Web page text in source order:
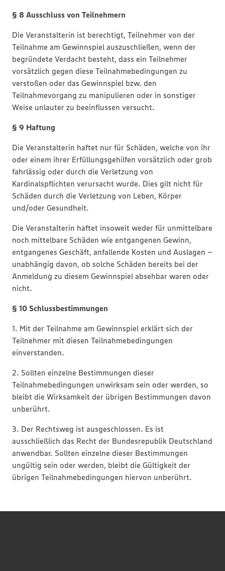
§ 8 Ausschluss von Teilnehmern
Die Veranstalterin ist berechtigt, Teilnehmer von der
Teilnahme am Gewinnspiel auszuschließen, wenn der
begründete Verdacht besteht, dass ein Teilnehmer
vorsätzlich gegen diese Teilnahmebedingungen zu
verstoßen oder das Gewinnspiel bzw. den
Teilnahmevorgang zu manipulieren oder in sonstiger
Weise unlauter zu beeinflussen versucht.
§ 9 Haftung
Die Veranstalterin haftet nur für Schäden, welche von ihr
oder einem ihrer Erfüllungsgehilfen vorsätzlich oder grob
fahrlässig oder durch die Verletzung von
Kardinalspflichten verursacht wurde. Dies gilt nicht für
Schäden durch die Verletzung von Leben, Körper
und/oder Gesundheit.
Die Veranstalterin haftet insoweit weder für unmittelbare
noch mittelbare Schäden wie entgangenen Gewinn,
entgangenes Geschäft, anfallende Kosten und Auslagen –
unabhängig davon, ob solche Schäden bereits bei der
Anmeldung zu diesem Gewinnspiel absehbar waren oder
nicht.
§ 10 Schlussbestimmungen
1. Mit der Teilnahme am Gewinnspiel erklärt sich der
Teilnehmer mit diesen Teilnahmebedingungen
einverstanden.
2. Sollten einzelne Bestimmungen dieser
Teilnahmebedingungen unwirksam sein oder werden, so
bleibt die Wirksamkeit der übrigen Bestimmungen davon
unberührt.
3. Der Rechtsweg ist ausgeschlossen. Es ist
ausschließlich das Recht der Bundesrepublik Deutschland
anwendbar. Sollten einzelne dieser Bestimmungen
ungültig sein oder werden, bleibt die Gültigkeit der
übrigen Teilnahmebedingungen hiervon unberührt.